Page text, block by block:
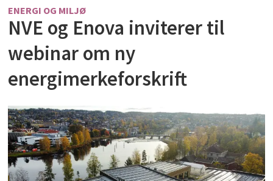
ENERGI OG MILJØ
NVE og Enova inviterer til
webinar om ny
energimerkeforskrift